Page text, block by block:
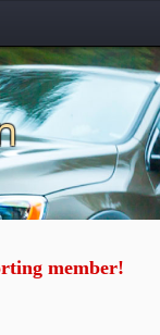
member!